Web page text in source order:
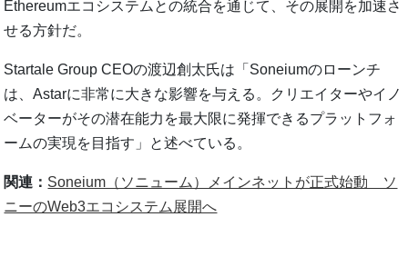
Ethereumエコシステムとの統合を通じて、その展開を加速さ
せる方針だ。
Startale Group CEOの渡辺創太氏は「Soneiumのローンチ
は、Astarに非常に大きな影響を与える。クリエイターやイノ
ベーターがその潜在能力を最大限に発揮できるプラットフォ
ームの実現を目指す」と述べている。
関連： Soneium（ソニューム）メインネットが正式始動 ソ
ニーのWeb3エコシステム展開へ